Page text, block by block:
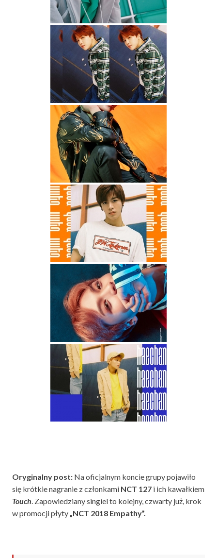
Oryginalny post: Na oficjalnym koncie grupy pojawiło
się krótkie nagranie z członkami NCT 127 i ich kawałkiem
Touch. Zapowiedziany singiel to kolejny, czwarty już, krok
w promocjipłyty„NCT 2018 Empathy”.